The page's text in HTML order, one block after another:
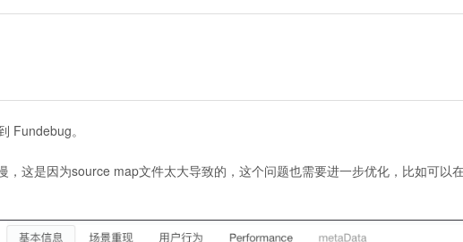
Fundebug。
，这是因为source map文件太大导致的，这个问题也需要进一步优化，比如可以